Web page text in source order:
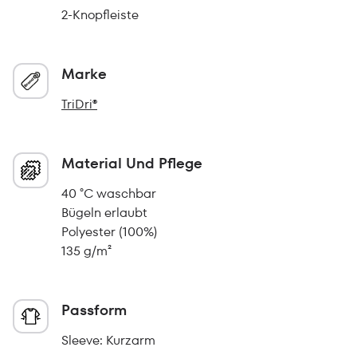
2-Knopfleiste
Marke
TriDri®
Material Und Pflege
40 °C waschbar
Bügeln erlaubt
Polyester (100%)
135 g/m²
Passform
Sleeve: Kurzarm